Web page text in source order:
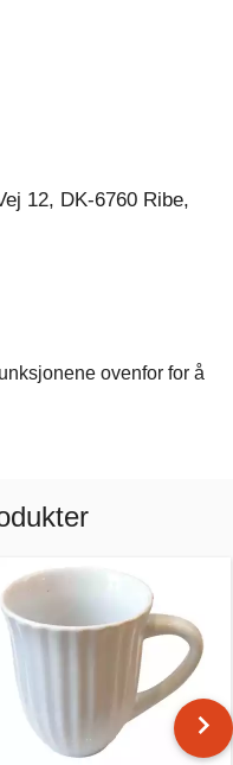
12, DK-6760 Ribe,
ovenfor for å